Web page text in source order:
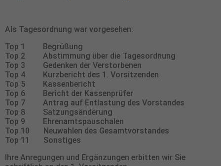
Als Tagesordnung war vorgesehen:
Top 1 Begrüßung
Top 2 Abstimmung über die Tagesordnung
Top 3 Gedenken der Verstorbenen
Top 4 Kurzbericht des 1. Vorsitzenden
Top 5 Kassenbericht
Top 6 Bericht der Kassenprüfer
Top 7 Antrag auf Entlastung des Vorstandes
Top 8 Satzungsänderung
Top 9 Ehrenamtspauschalen
Top 10 Neuwahlen des Gesamtvorstandes
Top 11 Sonstiges
Ihre Anregungen und Ergänzungen erbitten wir Sie